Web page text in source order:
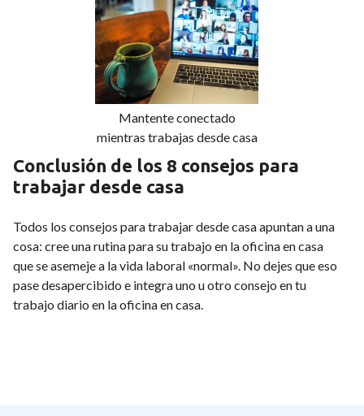
Mantente conectado
mientras trabajas desde casa
Conclusión de los 8 consejos para
trabajar desde casa
Todos los consejos para trabajar desde casa apuntan a una
cosa: cree una rutina para su trabajo en la oficina en casa
que se asemeje a la vida laboral «normal». No dejes que eso
pase desapercibido e integra uno u otro consejo en tu
trabajo diario en la oficina en casa.